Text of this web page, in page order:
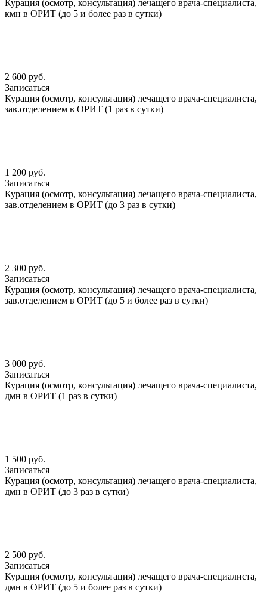
Курация (осмотр, консультация) лечащего врача-специалиста,
кмн в ОРИТ (до 5 и более раз в сутки)
2 600 руб.
Записаться
Курация (осмотр, консультация) лечащего врача-специалиста,
зав.отделением в ОРИТ (1 раз в сутки)
1 200 руб.
Записаться
Курация (осмотр, консультация) лечащего врача-специалиста,
зав.отделением в ОРИТ (до 3 раз в сутки)
2 300 руб.
Записаться
Курация (осмотр, консультация) лечащего врача-специалиста,
зав.отделением в ОРИТ (до 5 и более раз в сутки)
3 000 руб.
Записаться
Курация (осмотр, консультация) лечащего врача-специалиста,
дмн в ОРИТ (1 раз в сутки)
1 500 руб.
Записаться
Курация (осмотр, консультация) лечащего врача-специалиста,
дмн в ОРИТ (до 3 раз в сутки)
2 500 руб.
Записаться
Курация (осмотр, консультация) лечащего врача-специалиста,
дмн в ОРИТ (до 5 и более раз в сутки)